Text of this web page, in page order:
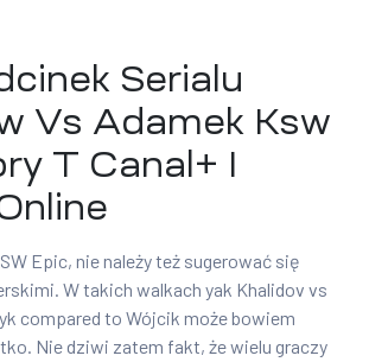
Serialu
Vs Adamek Ksw
T Canal+ I
Epic, nie należy też sugerować się
W takich walkach yak Khalidov vs
compared to Wójcik może bowiem
Nie dziwi zatem fakt, że wielu graczy